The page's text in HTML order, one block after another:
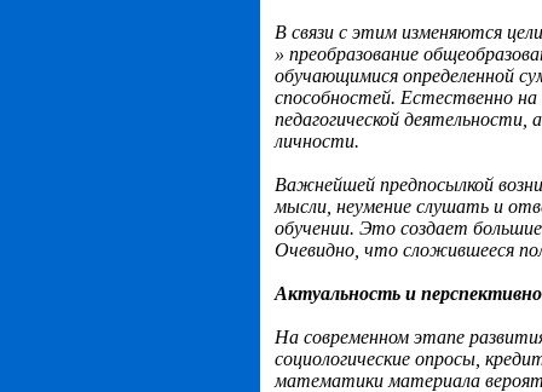
В связи с этим изменяются
» преобразование
обучающимися определенной
способностей. Естественно на
педагогической
личности.
Важнейшей предпосылкой
мысли, неумение слушать и
обучении. Это создает
Очевидно, что сложившееся
Актуальность и
На современном этапе
социологические опросы,
математики материала